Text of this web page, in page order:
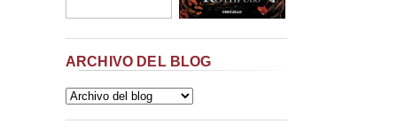
ARCHIVO DEL BLOG